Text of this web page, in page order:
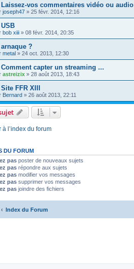
Laissez-vos commentaires vidéo ou audio
joseph47 » 25 févr. 2014, 12:16
USB
bob xiii » 08 févr. 2014, 20:35
arnaque ?
metal » 24 oct. 2013, 12:30
Comment capter un streaming ...
astreizix » 28 août 2013, 18:43
Site FFR XIII
Bernard » 26 août 2013, 22:11
à l’index du forum
DU FORUM
pas poster de nouveaux sujets
pas répondre aux sujets
pas modifier vos messages
pas supprimer vos messages
pas joindre des fichiers
Index du Forum